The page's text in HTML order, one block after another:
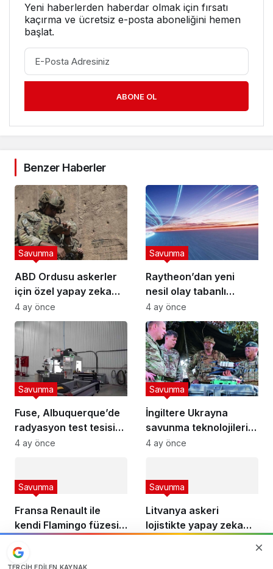
Yeni haberlerden haberdar olmak için fırsatı
kaçırma ve ücretsiz e-posta aboneliğini hemen
başlat.
ABONE OL
Benzer Haberler
ABD Ordusu askerler
için özel yapay zeka
robotu “VictorBot”u
tanıttı
Savunma
4 ay önce
Raytheon’dan yeni
nesil olay tabanlı
kızılötesi kamera
Savunma
4 ay önce
Fuse, Albuquerque’de
radyasyon test tesisi
kuruyor
Savunma
4 ay önce
İngiltere Ukrayna
savunma teknolojilerini
entegre edecek
Savunma
4 ay önce
Fransa Renault ile
kendi Flamingo füzesini
Savunma
Litvanya askeri
lojistikte yapay zeka
Savunma
TERCIH EDILEN KAYNAK